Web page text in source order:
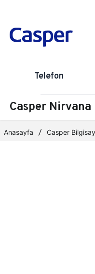
Telefon
Casper
Anasayfa Casper